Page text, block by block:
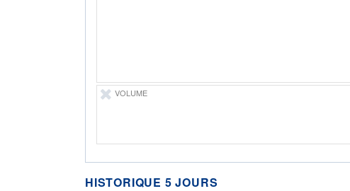
VOLUME
HISTORIQUE 5 JOURS